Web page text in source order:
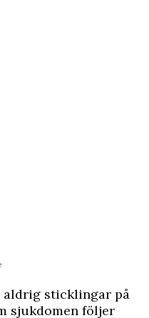
aldrig sticklingar på
sjukdomen följer